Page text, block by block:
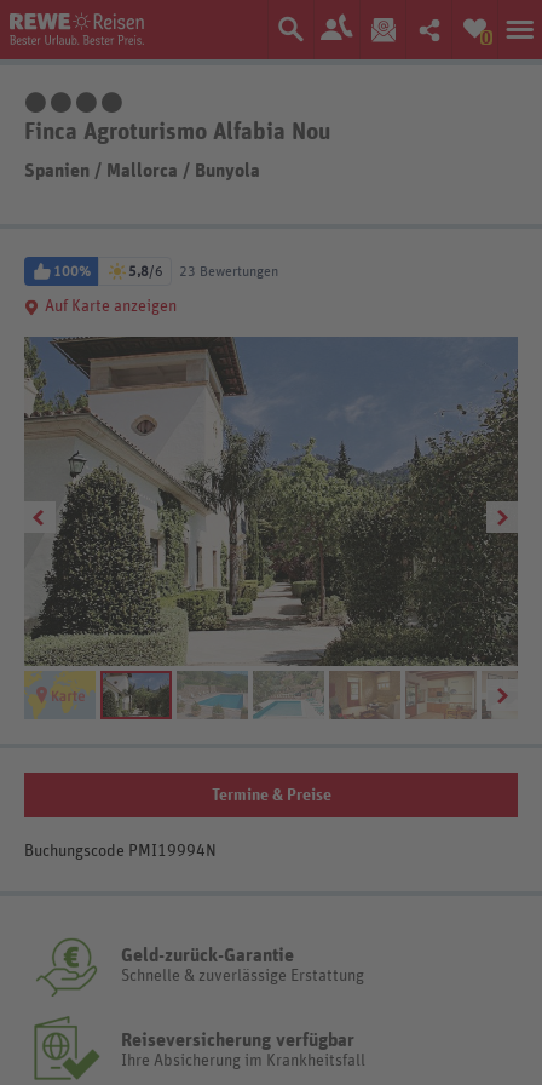
0
Finca Agroturismo Alfabia Nou
Spanien / Mallorca / Bunyola
100% 5,8/6 23 Bewertungen
Auf Karte anzeigen
Termine & Preise
Buchungscode PMI19994N
Geld-zurück-Garantie
Schnelle & zuverlässige Erstattung
Reiseversicherung verfügbar
Ihre Absicherung im Krankheitsfall